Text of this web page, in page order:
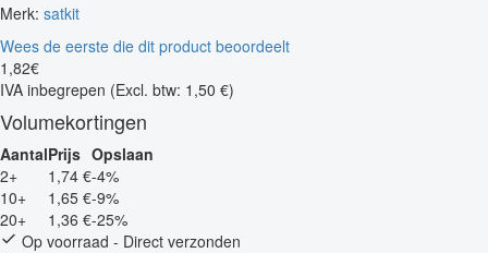
Merk: satkit
Wees de eerste die dit product beoordeelt
1 ,82€
IVA inbegrepen (Excl. btw: 1,50 €)
Volumekortingen
AantalPrijs Opslaan
2+
1,74 €-4%
10+
1,65 €-9%
20+
1,36 €-25%
Op voorraad - Direct verzonden